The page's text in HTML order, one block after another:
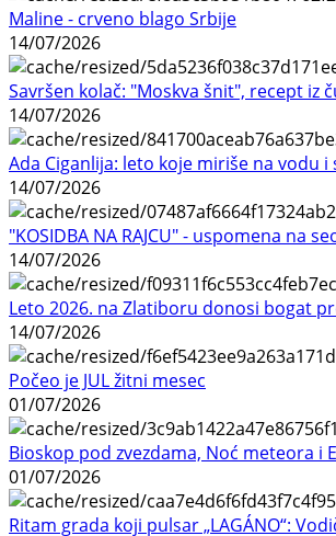
Maline - crveno blago Srbije
14/07/2026
Savršen kolač: "Moskva šnit", recept iz
14/07/2026
Ada Ciganlija: leto koje miriše na vodu
14/07/2026
"KOSIDBA NA RAJCU" - uspomena na
14/07/2026
Leto 2026. na Zlatiboru donosi bogat
14/07/2026
Počeo je JUL žitni mesec
01/07/2026
Bioskop pod zvezdama, Noć meteora
01/07/2026
Ritam grada koji pulsar „LAGÁNO“: